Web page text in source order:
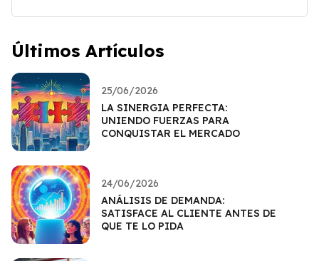
Últimos Artículos
25/06/2026
LA SINERGIA PERFECTA:
UNIENDO FUERZAS PARA
CONQUISTAR EL MERCADO
24/06/2026
ANÁLISIS DE DEMANDA:
SATISFACE AL CLIENTE ANTES DE
QUE TE LO PIDA